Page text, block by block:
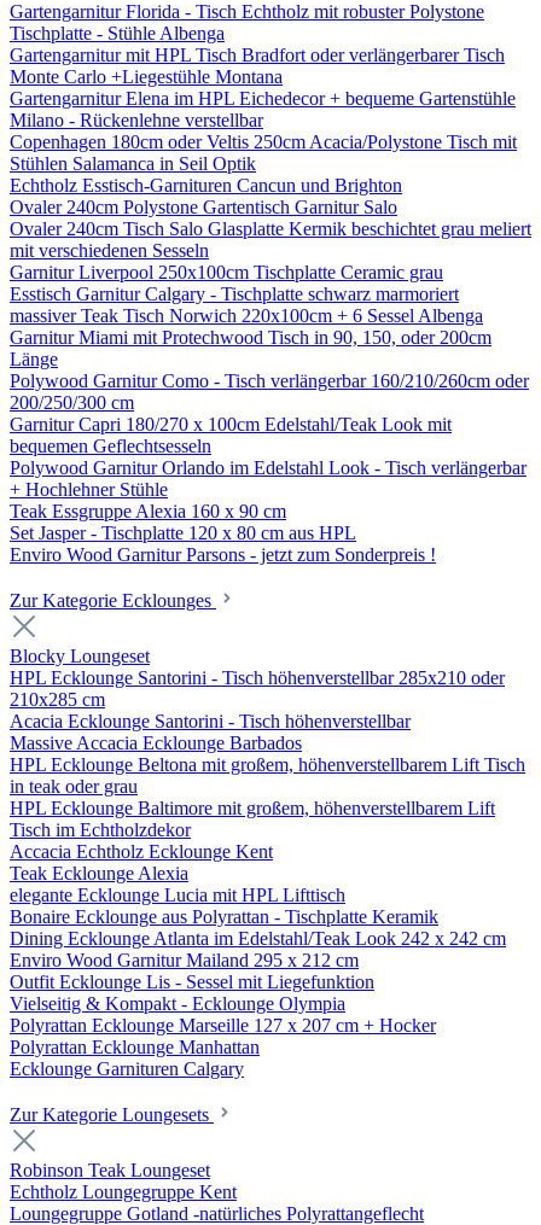
Gartengarnitur Florida - Tisch Echtholz mit robuster Polystone
Tischplatte - Stühle Albenga
Gartengarnitur mit HPL Tisch Bradfort oder verlängerbarer Tisch
Monte Carlo +Liegestühle Montana
Gartengarnitur Elena im HPL Eichedecor + bequeme Gartenstühle
Milano - Rückenlehne verstellbar
Copenhagen 180cm oder Veltis 250cm Acacia/Polystone Tisch mit
Stühlen Salamanca in Seil Optik
Echtholz Esstisch-Garnituren Cancun und Brighton
Ovaler 240cm Polystone Gartentisch Garnitur Salo
Ovaler 240cm Tisch Salo Glasplatte Kermik beschichtet grau meliert
mit verschiedenen Sesseln
Garnitur Liverpool 250x100cm Tischplatte Ceramic grau
Esstisch Garnitur Calgary - Tischplatte schwarz marmoriert
massiver Teak Tisch Norwich 220x100cm + 6 Sessel Albenga
Garnitur Miami mit Protechwood Tisch in 90, 150, oder 200cm
Länge
Polywood Garnitur Como - Tisch verlängerbar 160/210/260cm oder
200/250/300 cm
Garnitur Capri 180/270 x 100cm Edelstahl/Teak Look mit
bequemen Geflechtsesseln
Polywood Garnitur Orlando im Edelstahl Look - Tisch verlängerbar
+ Hochlehner Stühle
Teak Essgruppe Alexia 160 x 90 cm
Set Jasper - Tischplatte 120 x 80 cm aus HPL
Enviro Wood Garnitur Parsons - jetzt zum Sonderpreis !
Zur Kategorie Ecklounges
Blocky Loungeset
HPL Ecklounge Santorini - Tisch höhenverstellbar 285x210 oder
210x285 cm
Acacia Ecklounge Santorini - Tisch höhenverstellbar
Massive Accacia Ecklounge Barbados
HPL Ecklounge Beltona mit großem, höhenverstellbarem Lift Tisch
in teak oder grau
HPL Ecklounge Baltimore mit großem, höhenverstellbarem Lift
Tisch im Echtholzdekor
Accacia Echtholz Ecklounge Kent
Teak Ecklounge Alexia
elegante Ecklounge Lucia mit HPL Lifttisch
Bonaire Ecklounge aus Polyrattan - Tischplatte Keramik
Dining Ecklounge Atlanta im Edelstahl/Teak Look 242 x 242 cm
Enviro Wood Garnitur Mailand 295 x 212 cm
Outfit Ecklounge Lis - Sessel mit Liegefunktion
Vielseitig & Kompakt - Ecklounge Olympia
Polyrattan Ecklounge Marseille 127 x 207 cm + Hocker
Polyrattan Ecklounge Manhattan
Ecklounge Garnituren Calgary
Zur Kategorie Loungesets
Robinson Teak Loungeset
Echtholz Loungegruppe Kent
Loungegruppe Gotland -natürliches Polyrattangeflecht